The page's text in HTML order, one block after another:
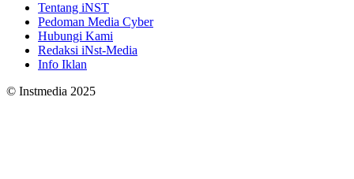
Tentang iNST
Pedoman Media Cyber
Hubungi Kami
Redaksi iNst-Media
Info Iklan
© Instmedia 2025